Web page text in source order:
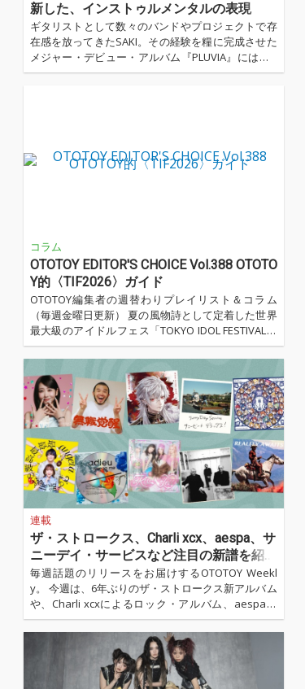
新した、インストゥルメンタルの表現
ギタリストとして数々のバンドやプロジェクトで存
在感を放ってきたSAKI。その経験を糧に完成させた
メジャー・デビュー・アルバム『PLUVIA』には、H
R/HMの枠にとどまらない自由な発想と、ソロだか
いていく。...…
コラム
OTOTOY EDITOR'S CHOICE Vol.388 OTOTO
Y的〈TIF2026〉ガイド
OTOTOY編集者の週替わりプレイリスト＆コラム
（毎週金曜日更新） 夏の風物詩として定着した世界
最大級のアイドルフェス「TOKYO IDOL FESTIVAL」
(TIF) が、今年もお台場に帰ってくる。本日7月31日
から8月2日まで開催される「TIF2026」には、200組
を超えるアイドルやアーティストが集結。メジャー
からインディーズまで、ジャンルもスタイルも異な
るグループが一堂に会するこのイベントは、「いま
のアイドルシーン」を最もリアルに映し出す3日間
と言えるだろう。...…
連載
ザ・ストロークス、Charli xcx、aespa、サ
ニーデイ・サービスなど注目の新譜を紹介
【7月第5週】
毎週話題のリリースをお届けするOTOTOY Weekl
y。 今週は、6年ぶりのザ・ストロークス新アルバム
や、Charli xcxによるロック・アルバム、aespaの
日本初ファースト・ミニ・アルバムがリリース。国
内では、ソロになってから初のアフロによるアルバ
ム、櫻井優衣のメジャーデビュー後初となるシング
ル、アニメ『本好きの下剋上 領主の養女』EDテー
マにもなっているadieuのシングル曲が配信開始さ